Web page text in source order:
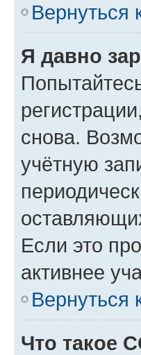
Вернуться
Я давно
снова.
учётную
Если это
активнее
Вернуться
Что такое